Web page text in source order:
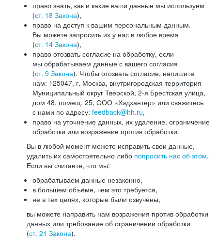
право знать, как и какие ваши данные мы используем
(ст. 18 Закона),
право на доступ к вашим персональным данным.
Вы можете запросить их у нас в любое время
(ст. 14 Закона),
право отозвать согласие на обработку, если
мы обрабатываем данные с вашего согласия
(ст. 9 Закона). Чтобы отозвать согласие, напишите
нам: 125047, г. Москва, внутригородская территория
Муниципальный округ Тверской, 2-я Брестская улица,
дом 48, помещ. 25, ООО «Хэдхантер» или свяжитесь
с нами по адресу: feedback@hh.ru,
право на уточнение данных, их удаление, ограничение
обработки или возражение против обработки.
Вы в любой момент можете исправить свои данные,
удалить их самостоятельно либо попросить нас об этом.
Если вы считаете, что мы:
обрабатываем данные незаконно,
в большем объёме, чем это требуется,
не в тех целях, которые были озвучены,
вы можете направить нам возражения против обработки
данных или требование об ограничении обработки
(ст. 21 Закона).